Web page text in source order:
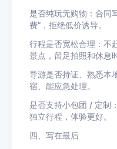
是否纯玩无购物：合同
费”，拒绝低价诱导。
行程是否宽松合理：不
景点，留足拍照和休息
导游是否持证、熟悉本
宿、能应急处理。
是否支持小包团 / 定制
独立行程，体验更好。
四、写在最后